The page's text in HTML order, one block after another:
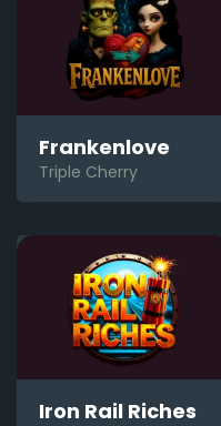
Frankenlove
Triple Cherry
Iron Rail Riches